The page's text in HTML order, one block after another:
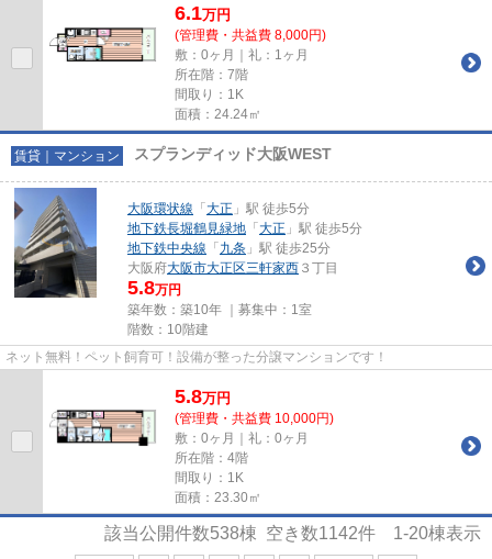
6.1万円
(管理費・共益費 8,000円)
敷：0ヶ月｜礼：1ヶ月
所在階：7階
間取り：1K
面積：24.24㎡
賃貸｜マンション スプランディッド大阪WEST
大阪環状線 「 大正 」駅 徒歩5分
地下鉄長堀鶴見緑地 「 大正 」駅 徒歩5分
地下鉄中央線 「 九条 」駅 徒歩25分
大阪府大阪市大正区三軒家西 ３丁目
5.8万円
築年数：築10年 ｜募集中： 1室
階数：10階建
ネット無料！ペット飼育可！設備が整った分譲マンションです！
5.8万円
(管理費・共益費 10,000円)
敷：0ヶ月｜礼：0ヶ月
所在階：4階
間取り：1K
面積：23.30㎡
該当公開件数538棟 空き数1142件 1-20棟表示